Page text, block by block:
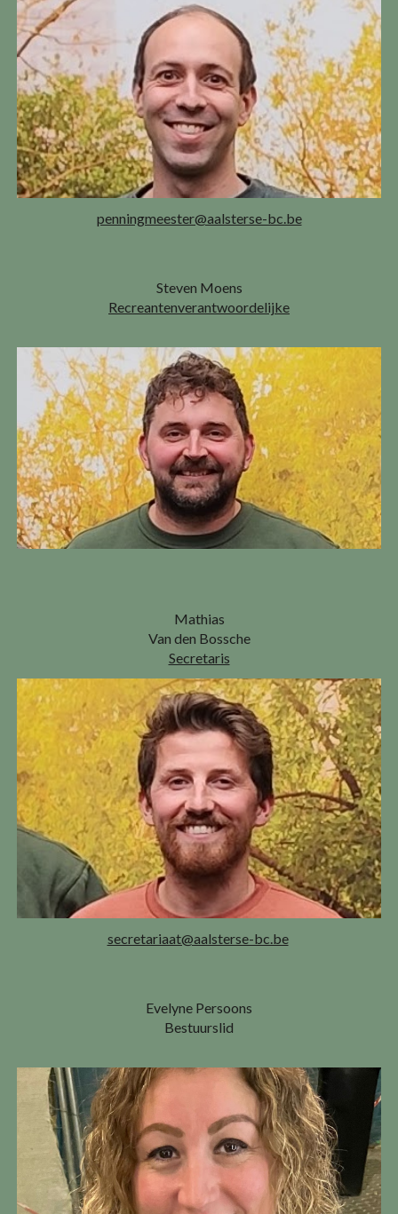
penningmeester@aalsterse-bc.be
Steven Moens
Recreantenverantwoordelijke
Mathias
Van den Bossche
Secretaris
secretariaat@aalsterse-bc.be
Evelyne Persoons
Bestuurslid